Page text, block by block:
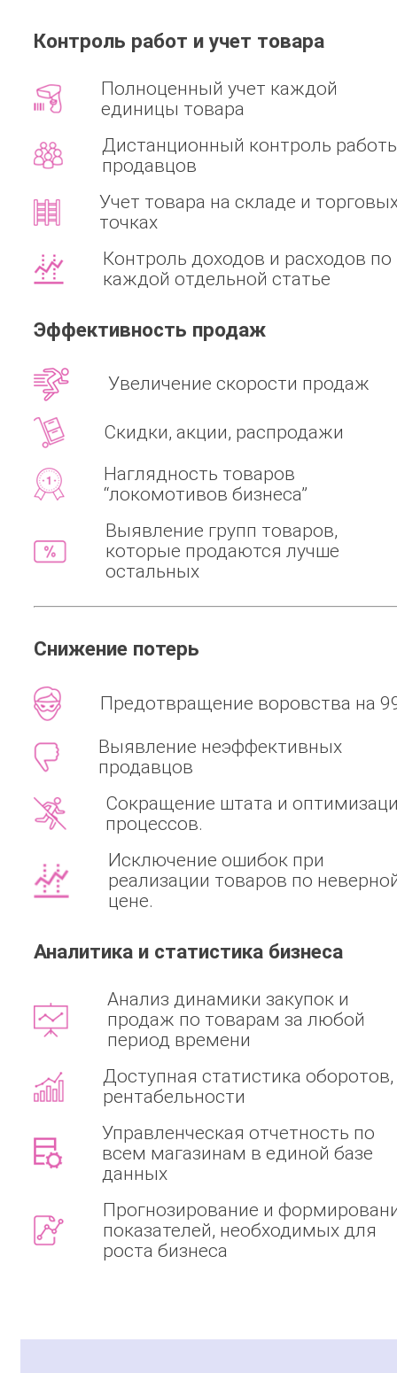
Контроль работ и учет товара
Полноценный учет каждой
единицы товара
Дистанционный контроль
продавцов
Учет товара на складе и
точках
Контроль доходов и расходов по
каждой отдельной статье
Эффективность продаж
Увеличение скорости продаж
Скидки, акции, распродажи
Наглядность товаров
“локомотивов бизнеса”
Выявление групп товаров,
которые продаются лучше
остальных
Снижение потерь
Предотвращение воровства на
Выявление неэффективных
продавцов
Сокращение штата и
процессов.
Исключение ошибок при
реализации товаров по
цене.
Аналитика и статистика бизнеса
Анализ динамики закупок и
продаж по товарам за любой
период времени
Доступная статистика оборотов,
рентабельности
Управленческая отчетность по
всем магазинам в единой базе
данных
Прогнозирование и
показателей, необходимых для
роста бизнеса